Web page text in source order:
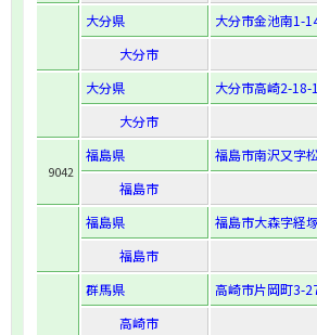
大分県
大分市金池南1-
大分市
大分県
大分市高崎2-18-
大分市
9042
福島県
福島市南沢又字
福島市
福島県
福島市大森字経
福島市
群馬県
高崎市片岡町3-
高崎市